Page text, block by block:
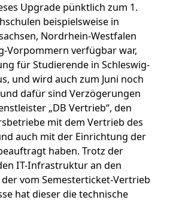
Upgrade pünktlich zum 1.
beispielsweise in
Nordrhein-Westfalen
Vorpommern verfügbar war,
für Studierende in Schleswig-
und wird auch zum Juni noch
dafür sind Verzögerungen
„DB Vertrieb“, den
mit dem Vertrieb des
auch mit der Einrichtung der
haben. Trotz der
IT-Infrastruktur an den
vom Semesterticket-Vertrieb
hat dieser die technische